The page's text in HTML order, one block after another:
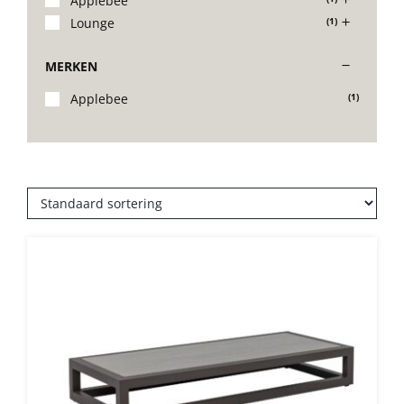
Stoelen
Tafels
Barset
Ligbedden
Lounge (1)
MERKEN
Applebee
(1)